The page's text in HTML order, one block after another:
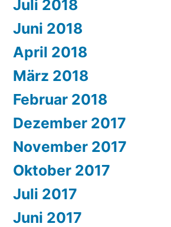
Juli 2018
Juni 2018
April 2018
März 2018
Februar 2018
Dezember 2017
November 2017
Oktober 2017
Juli 2017
Juni 2017